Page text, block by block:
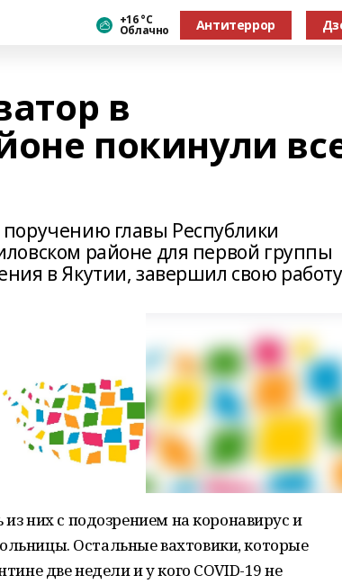
+16 °С
Облачно Антитеррор
в
покинули
главы Республики
районе для первой группы
в Якутии, завершил свою
них с подозрением на коронавирус и
Остальные вахтовики, которые
две недели и у кого COVID-19 не